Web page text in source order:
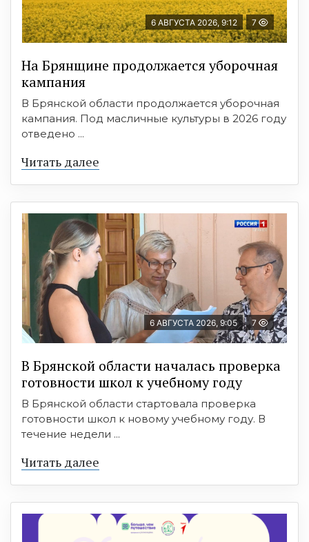
6 АВГУСТА 2026, 9:12 7
На Брянщине продолжается уборочная
кампания
В Брянской области продолжается уборочная
кампания. Под масличные культуры в 2026 году
отведено ...
Читать далее
6 АВГУСТА 2026, 9:05 7
В Брянской области началась проверка
готовности школ к учебному году
В Брянской области стартовала проверка
готовности школ к новому учебному году. В
течение недели ...
Читать далее